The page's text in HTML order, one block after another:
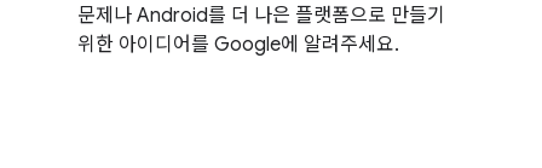
문제나 Android를 더 나은 플랫폼으로 만들기
위한 아이디어를 Google에 알려주세요.